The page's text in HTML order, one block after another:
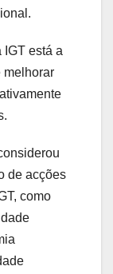
IGT está a
melhorar
de acções
como